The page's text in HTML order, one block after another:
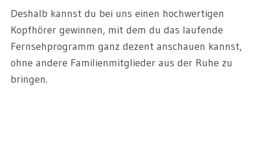
Deshalb kannst du bei uns einen hochwertigen
Kopfhörer gewinnen, mit dem du das laufende
Fernsehprogramm ganz dezent anschauen kannst,
ohne andere Familienmitglieder aus der Ruhe zu
bringen.